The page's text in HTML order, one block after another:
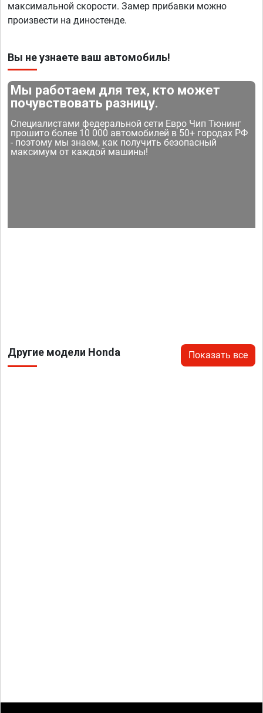
максимальной скорости. Замер прибавки можно
произвести на диностенде.
Вы не узнаете ваш автомобиль!
Мы работаем для тех, кто может
почувствовать разницу.
Специалистами федеральной сети Евро Чип Тюнинг
прошито более 10 000 автомобилей в 50+ городах РФ
- поэтому мы знаем, как получить безопасный
максимум от каждой машины!
Другие модели Honda Показать все